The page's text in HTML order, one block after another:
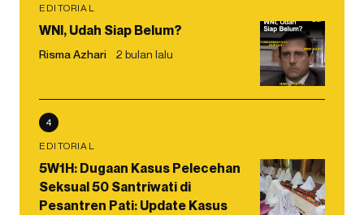
EDITORIAL
WNI, Udah Siap Belum?
Risma Azhari 2 bulan lalu
4
EDITORIAL
5W1H: Dugaan Kasus Pelecehan
Seksual 50 Santriwati di
Pesantren Pati: Update Kasus